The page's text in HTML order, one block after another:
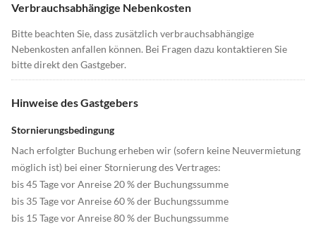
Verbrauchsabhängige Nebenkosten
Bitte beachten Sie, dass zusätzlich verbrauchsabhängige
Nebenkosten anfallen können. Bei Fragen dazu kontaktieren Sie
bitte direkt den Gastgeber.
Hinweise des Gastgebers
Stornierungsbedingung
Nach erfolgter Buchung erheben wir (sofern keine Neuvermietung
möglich ist) bei einer Stornierung des Vertrages:
bis 45 Tage vor Anreise 20 % der Buchungssumme
bis 35 Tage vor Anreise 60 % der Buchungssumme
bis 15 Tage vor Anreise 80 % der Buchungssumme